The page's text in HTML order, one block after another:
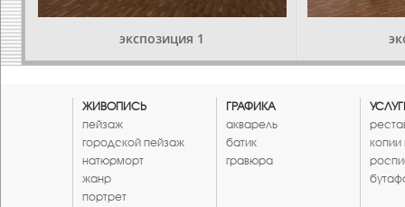
экспозиция 1
ЖИВОПИСЬ
пейзаж
городской пейзаж
натюрморт
жанр
портрет
ГРАФИКА
акварель
батик
гравюра
копии